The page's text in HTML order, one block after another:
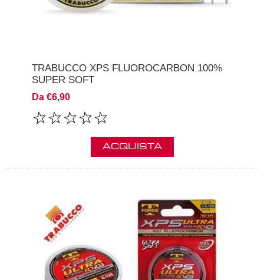
TRABUCCO XPS FLUOROCARBON 100%
SUPER SOFT
Da €6,90
ACQUISTA